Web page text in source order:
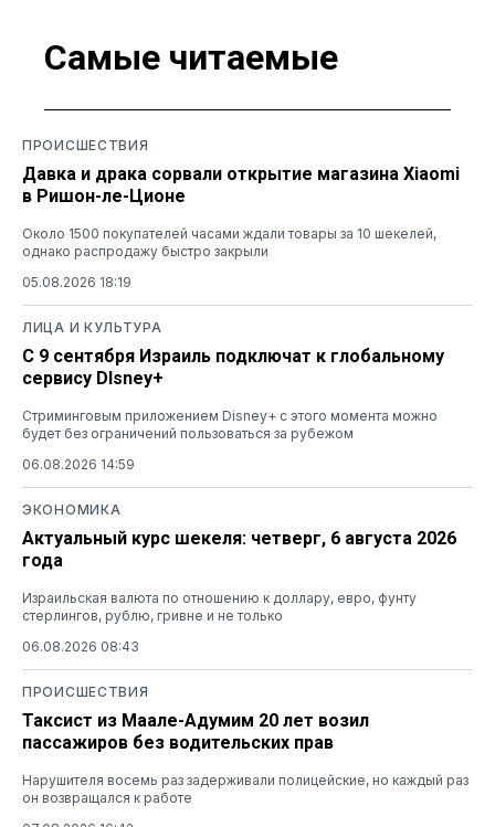
Самые читаемые
ПРОИСШЕСТВИЯ
Давка и драка сорвали открытие магазина Xiaomi
в Ришон-ле-Ционе
Около 1500 покупателей часами ждали товары за 10 шекелей,
однако распродажу быстро закрыли
05.08.2026 18:19
ЛИЦА И КУЛЬТУРА
С 9 сентября Израиль подключат к глобальному
сервису DIsney+
Стриминговым приложением Disney+ с этого момента можно
будет без ограничений пользоваться за рубежом
06.08.2026 14:59
ЭКОНОМИКА
Актуальный курс шекеля: четверг, 6 августа 2026
года
Израильская валюта по отношению к доллару, евро, фунту
стерлингов, рублю, гривне и не только
06.08.2026 08:43
ПРОИСШЕСТВИЯ
Таксист из Маале-Адумим 20 лет возил
пассажиров без водительских прав
Нарушителя восемь раз задерживали полицейские, но каждый раз
он возвращался к работе